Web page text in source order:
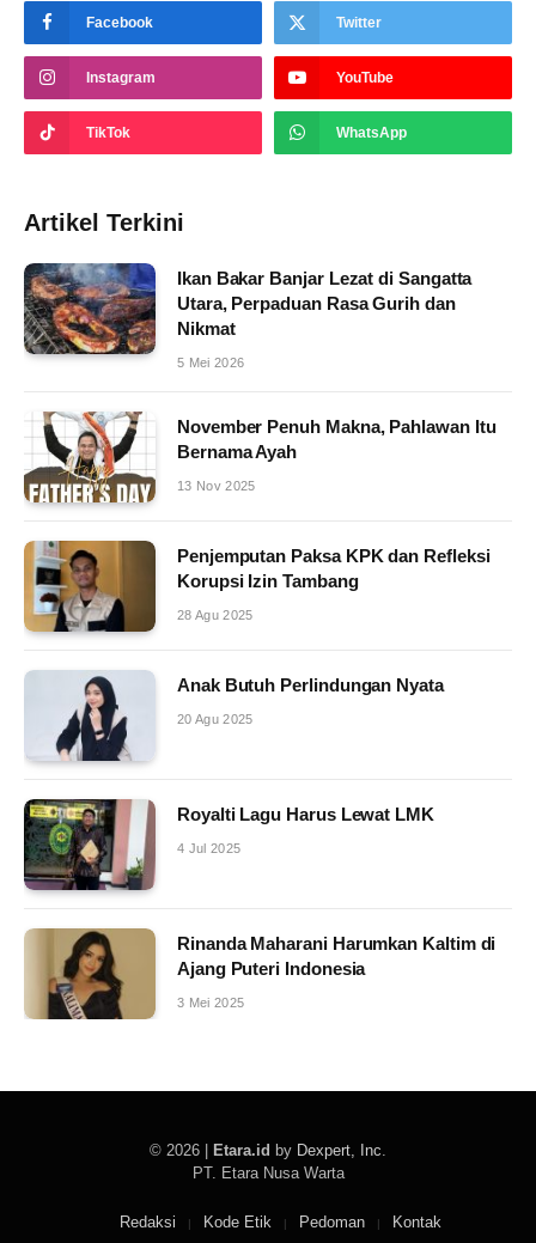
Facebook Twitter
Instagram YouTube
TikTok WhatsApp
Artikel Terkini
Ikan Bakar Banjar Lezat di Sangatta
Utara, Perpaduan Rasa Gurih dan
Nikmat
5 Mei 2026
November Penuh Makna, Pahlawan Itu
Bernama Ayah
13 Nov 2025
Penjemputan Paksa KPK dan Refleksi
Korupsi Izin Tambang
28 Agu 2025
Anak Butuh Perlindungan Nyata
20 Agu 2025
Royalti Lagu Harus Lewat LMK
4 Jul 2025
Rinanda Maharani Harumkan Kaltim di
Ajang Puteri Indonesia
3 Mei 2025
© 2026 | Etara.id by Dexpert, Inc.
PT. Etara Nusa Warta
Redaksi Kode Etik Pedoman Kontak